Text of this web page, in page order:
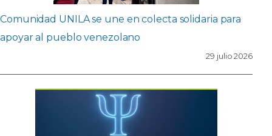
Comunidad UNILA se une en colecta solidaria para
apoyar al pueblo venezolano
29 julio 2026